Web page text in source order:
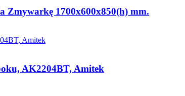
Zmywarkę 1700x600x850(h) mm.
AK2204BT, Amitek